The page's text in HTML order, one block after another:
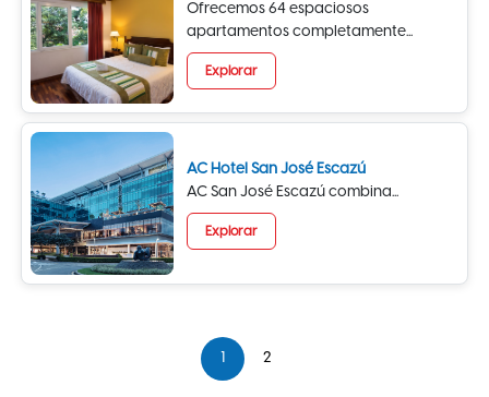
Ofrecemos 64 espaciosos
apartamentos completamente...
Explorar
AC Hotel San José Escazú
AC San José Escazú combina...
Explorar
1 2